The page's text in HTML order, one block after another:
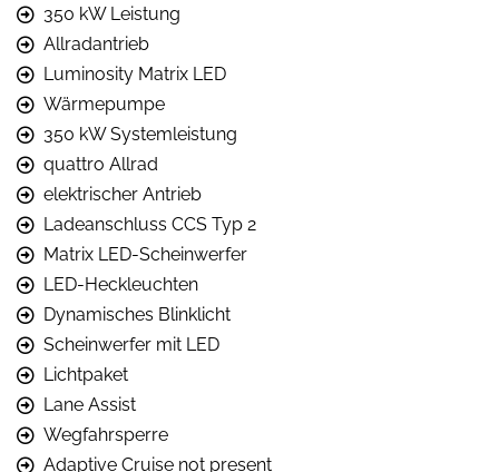
350 kW Leistung
Allradantrieb
Luminosity Matrix LED
Wärmepumpe
350 kW Systemleistung
quattro Allrad
elektrischer Antrieb
Ladeanschluss CCS Typ 2
Matrix LED-Scheinwerfer
LED-Heckleuchten
Dynamisches Blinklicht
Scheinwerfer mit LED
Lichtpaket
Lane Assist
Wegfahrsperre
Adaptive Cruise not present